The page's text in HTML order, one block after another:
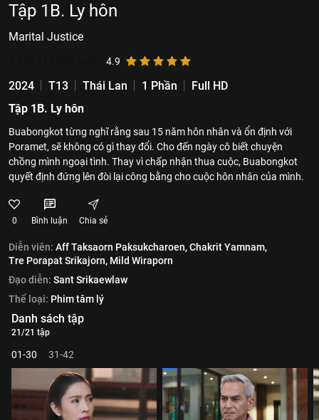
Tập 1B. Ly hôn
Marital Justice
4.9
2024 T13 Thái Lan 1 Phần
Full HD
Tập 1B. Ly hôn
Buabongkot từng nghĩ rằng sau 15 năm hôn nhân và ổn định với
Poramet, sẽ không có gì thay đổi. Cho đến ngày cô biết chuyện
chồng mình ngoại tình. Thay vì chấp nhận thua cuộc, Buabongkot
quyết định đứng lên đòi lại công bằng cho cuộc hôn nhân của mình.
0 Bình luận Chia sẻ
Diễn viên: Aff Taksaorn Paksukcharoen,Chakrit Yamnam,
Tre Porapat Srikajorn, Mild Wiraporn
Đạo diễn: Sant Srikaewlaw
Thể loại: Phim tâm lý
Danh sách tập
21/21 tập
01-30 31-42